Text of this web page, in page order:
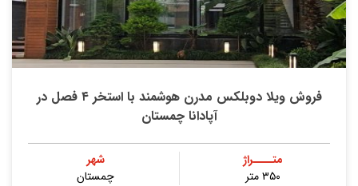
فروش ویلا دوبلکس مدرن هوشمند با استخر ۴ فصل در
آپادانا چمستان
متــــراژ
۳۵۰ متر
شهر
چمستان